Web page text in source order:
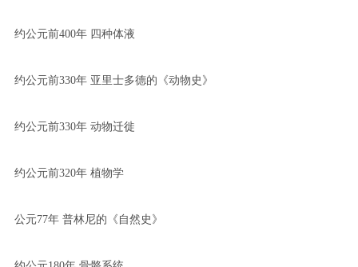
约公元前400年 四种体液
约公元前330年 亚里士多德的《动物史》
约公元前330年 动物迁徙
约公元前320年 植物学
公元77年 普林尼的《自然史》